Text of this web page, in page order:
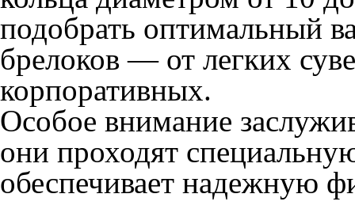
подобрать оптимальный
брелоков — от легких
корпоративных.
Особое внимание
они проходят
обеспечивает надежную